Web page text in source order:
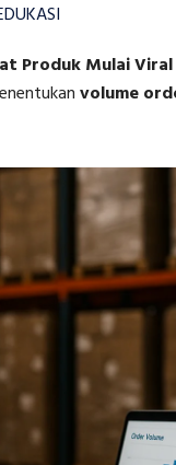
Produk Mulai Viral
volume